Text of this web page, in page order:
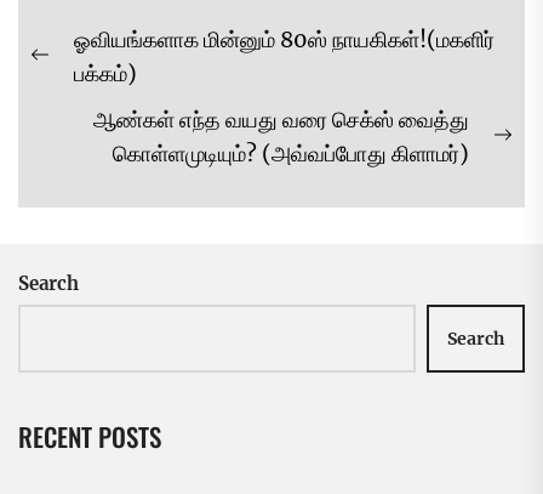
Post
navigation
Previous
ஓவியங்களாக மின்னும் 80ஸ் நாயகிகள்!(மகளிர்
பக்கம்)
ஆண்கள் எந்த வயது வரை செக்ஸ் வைத்து
கொள்ளமுடியும்? (அவ்வப்போது கிளாமர்)
Search
Search
RECENT POSTS